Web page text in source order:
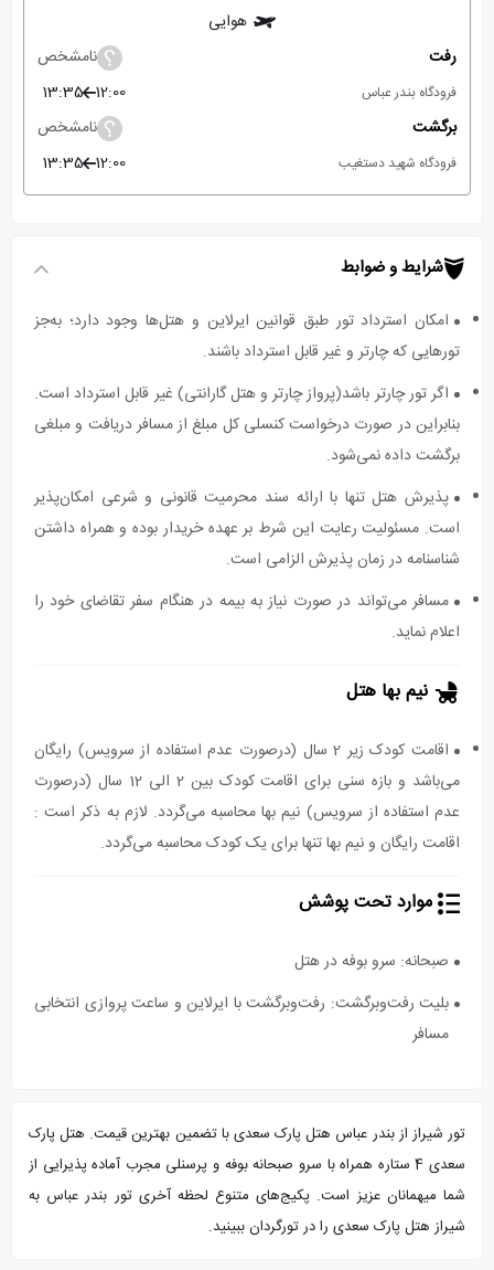
هوایی
رفت
نامشخص
فرودگاه بندر عباس 12:00
13:35
برگشت
نامشخص
فرودگاه شهید دستغیب 12:00
13:35
شرایط و ضوابط
امکان استرداد تور طبق قوانین ایرلاین و هتل‌ها وجود دارد؛ به‌جز
تورهایی که چارتر و غیر قابل استرداد باشند.
اگر تور چارتر باشد(پرواز چارتر و هتل گارانتی) غیر قابل استرداد است.
بنابراین در صورت درخواست کنسلی کل مبلغ از مسافر دریافت و مبلغی
برگشت داده نمی‌شود.
پذیرش هتل تنها با ارائه سند محرمیت قانونی و شرعی امکان‌پذیر
است. مسئولیت رعایت این شرط بر عهده خریدار بوده و همراه داشتن
شناسنامه در زمان پذیرش الزامی است.
مسافر می‌تواند در صورت نیاز به بیمه در هنگام سفر تقاضای خود را
اعلام نماید.
نیم بها هتل
اقامت کودک زیر 2 سال (درصورت عدم استفاده از سرویس) رایگان
می‌باشد و بازه سنی برای اقامت کودک بین 2 الی 12 سال (درصورت
عدم استفاده از سرویس) نیم بها محاسبه می‌گردد. لازم به ذکر است :
اقامت رایگان و نیم بها تنها برای یک کودک محاسبه می‌گردد.
موارد تحت پوشش
صبحانه: سرو بوفه در هتل
بلیت رفت‌و‌برگشت: رفت‌و‌برگشت با ایرلاین و ساعت پروازی انتخابی
مسافر
تور شیراز از بندر عباس هتل پارک سعدی با تضمین بهترین قیمت. هتل پارک
سعدی 4 ستاره همراه با سرو صبحانه بوفه و پرسنلی مجرب آماده پذیرایی از
شما میهمانان عزیز است. پکیج‌های متنوع لحظه آخری تور بندر عباس به
شیراز هتل پارک سعدی را در تورگردان ببینید.